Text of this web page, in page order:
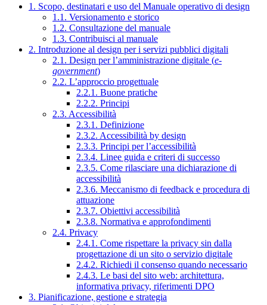
1. Scopo, destinatari e uso del Manuale operativo di design
1.1. Versionamento e storico
1.2. Consultazione del manuale
1.3. Contribuisci al manuale
2. Introduzione al design per i servizi pubblici digitali
2.1. Design per l’amministrazione digitale (e-
government)
2.2. L’approccio progettuale
2.2.1. Buone pratiche
2.2.2. Principi
2.3. Accessibilità
2.3.1. Definizione
2.3.2. Accessibilità by design
2.3.3. Principi per l’accessibilità
2.3.4. Linee guida e criteri di successo
2.3.5. Come rilasciare una dichiarazione di
accessibilità
2.3.6. Meccanismo di feedback e procedura di
attuazione
2.3.7. Obiettivi accessibilità
2.3.8. Normativa e approfondimenti
2.4. Privacy
2.4.1. Come rispettare la privacy sin dalla
progettazione di un sito o servizio digitale
2.4.2. Richiedi il consenso quando necessario
2.4.3. Le basi del sito web: architettura,
informativa privacy, riferimenti DPO
3. Pianificazione, gestione e strategia